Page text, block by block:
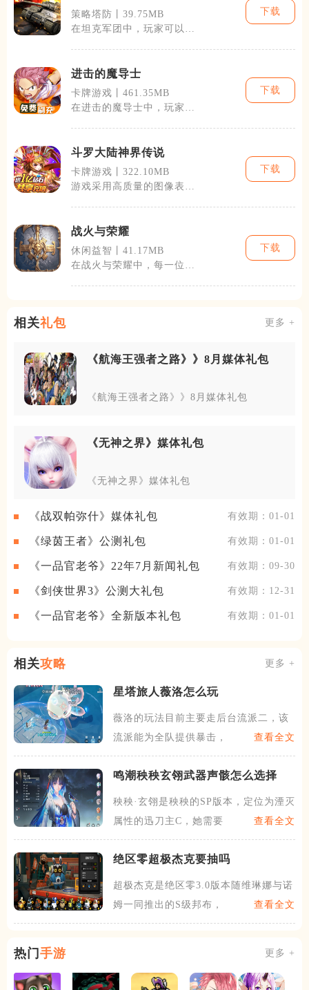
策略塔防丨39.75MB
在坦克军团中，玩家可以体
下载
进击的魔导士
卡牌游戏丨461.35MB
在进击的魔导士中，玩家将
下载
斗罗大陆神界传说
卡牌游戏丨322.10MB
游戏采用高质量的图像表
下载
战火与荣耀
休闲益智丨41.17MB
在战火与荣耀中，每一位玩
下载
相关礼包 更多 +
《航海王强者之路》》8月媒体礼包
《航海王强者之路》》8月媒体礼包
《无神之界》媒体礼包
《无神之界》媒体礼包
《战双帕弥什》媒体礼包 有效期：01-01
《绿茵王者》公测礼包 有效期：01-01
《一品官老爷》22年7月新闻礼包 有效期：09-30
《剑侠世界3》公测大礼包 有效期：12-31
《一品官老爷》全新版本礼包 有效期：01-01
相关攻略 更多 +
星塔旅人薇洛怎么玩
薇洛的玩法目前主要走后台流派二，该
流派能为全队提供暴击，暴伤
查看全文
鸣潮秧秧玄翎武器声骸怎么选择
秧秧·玄翎是秧秧的SP版本，定位为湮灭
属性的迅刀主C，她需要
查看全文
绝区零超极杰克要抽吗
超极杰克是绝区零3.0版本随维琳娜与诺
姆一同推出的S级邦布，
查看全文
热门手游 更多 +